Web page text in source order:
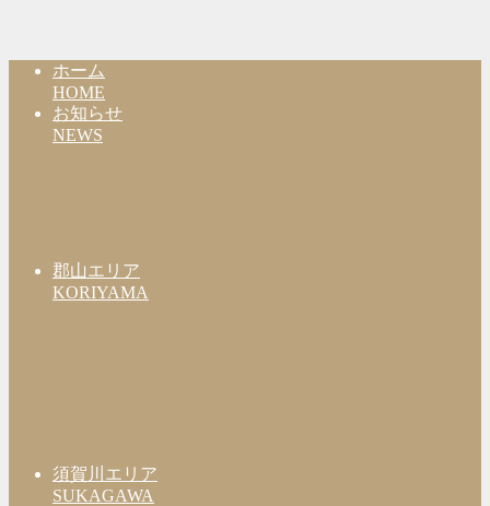
ホーム
HOME
お知らせ
NEWS
郡山エリア
KORIYAMA
須賀川エリア
SUKAGAWA